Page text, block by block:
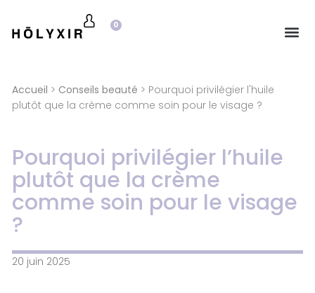
0
Accueil > Conseils beauté > Pourquoi privilégier l'huile
plutôt que la crème comme soin pour le visage ?
Pourquoi privilégier l’huile
plutôt que la crème
comme soin pour le visage
?
20 juin 2025